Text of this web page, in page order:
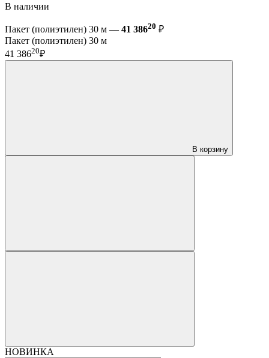
В наличии
Пакет (полиэтилен) 30 м — 41 38620 ₽
Пакет (полиэтилен) 30 м
41 38620₽
В корзину
НОВИНКА